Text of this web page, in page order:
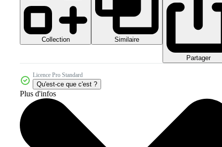
Collection Similaire
Partager
Licence Pro Standard
Qu'est-ce que c'est ?
Plus d'infos